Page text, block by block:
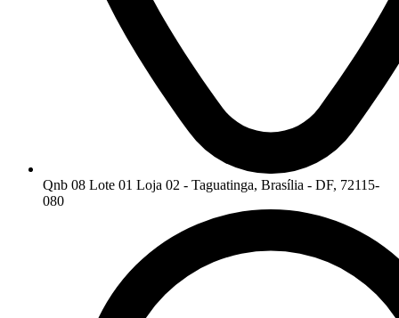
Qnb 08 Lote 01 Loja 02 - Taguatinga, Brasília - DF, 72115-
080